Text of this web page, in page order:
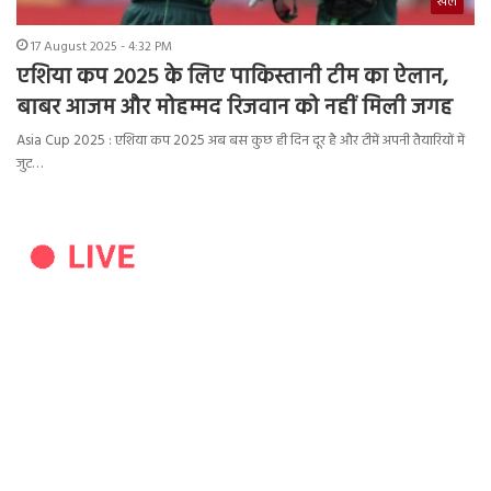
17 August 2025 - 4:32 PM
एशिया कप 2025 के लिए पाकिस्तानी टीम का ऐलान,
बाबर आजम और मोहम्मद रिजवान को नहीं मिली जगह
Asia Cup 2025 : एशिया कप 2025 अब बस कुछ ही दिन दूर है और टीमें अपनी तैयारियों में
जुट…